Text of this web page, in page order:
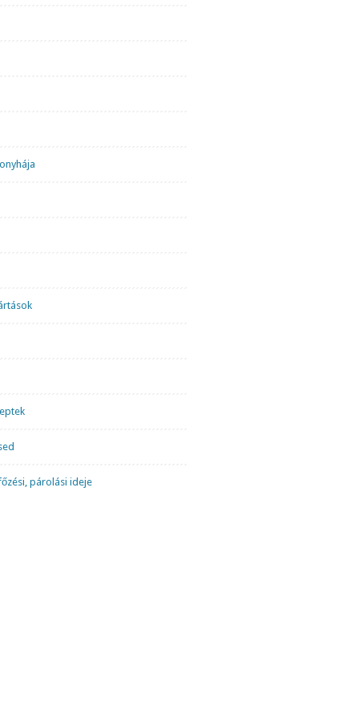
párolási ideje